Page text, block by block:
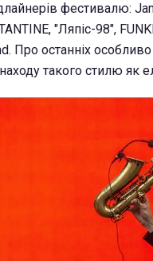
фестивалю:
"Ляпіс-98",
Про останніх
такого стилю як